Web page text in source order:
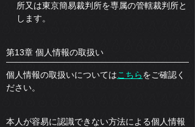
所又は東京簡易裁判所を専属の管轄裁判所と
します。
第13章 個人情報の取扱い
個人情報の取扱いについてはこちらをご確認く
ださい。
本人が容易に認識できない方法による個人情報